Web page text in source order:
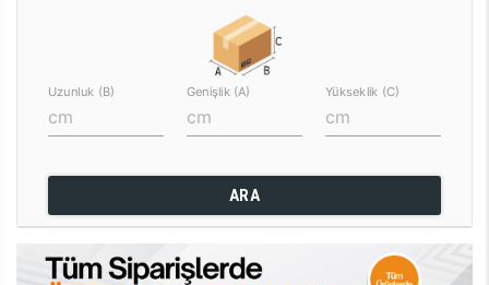
Uzunluk (B) Genişlik (A) Yükseklik (C)
ARA